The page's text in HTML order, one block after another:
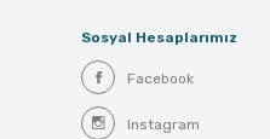
Sosyal Hesaplarımız
Facebook
Instagram